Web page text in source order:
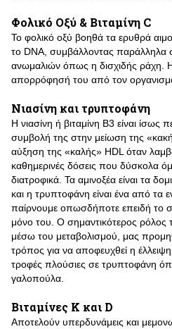
Φολικό Οξύ & Βιταμίνη C
Το φoλικό οξύ βοηθά τα ερυθρά
το DNA, συμβάλλοντας παράλληλα
ανωμαλιών όπως η δισχιδής ράχη.
απορρόφησή του από τον
Νιασίνη και τρυπτοφάνη
Η νιασίνη ή βιταμίνη Β3 είναι ίσως
συμβολή της στην μείωση της
αύξηση της «καλής» HDL όταν
καθημερινές δόσεις που δύσκολα
διατροφικά. Τα αμινοξέα είναι τα
και η τρυπτοφάνη είναι ένα από τα
παίρνουμε οπωσδήποτε επειδή το
μόνο του. Ο σημαντικότερος ρόλος
μέσω του μεταβολισμού, μας
τρόπος για να αποφευχθεί η
τροφές πλούσιες σε τρυπτοφάνη
γαλοπούλα.
Βιταμίνες Κ και D
Αποτελούν υπερδυνάμεις και